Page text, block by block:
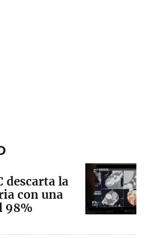
descarta la
con una
98%